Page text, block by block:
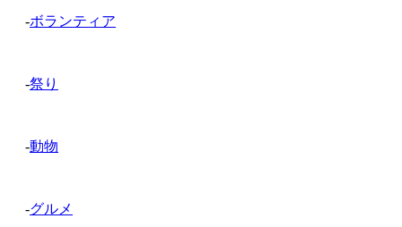
-ボランティア
-祭り
-動物
-グルメ